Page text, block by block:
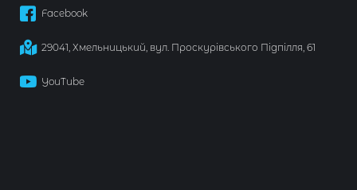
Facebook
29041, Хмельницький, вул. Проскурівського Підпілля, 61
YouTube